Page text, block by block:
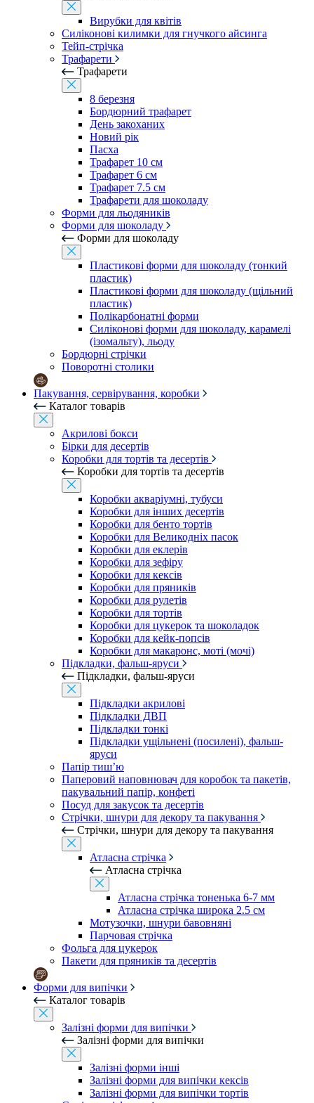
Вирубки для квітів
Силіконові килимки для гнучкого айсинга
Тейп-стрічка
Трафарети
Трафарети
8 березня
Бордюрний трафарет
День закоханих
Новий рік
Пасха
Трафарет 10 см
Трафарет 6 см
Трафарет 7.5 см
Трафарети для шоколаду
Форми для льодяників
Форми для шоколаду
Форми для шоколаду
Пластикові форми для шоколаду (тонкий
пластик)
Пластикові форми для шоколаду (щільний
пластик)
Полікарбонатні форми
Силіконові форми для шоколаду, карамелі
(ізомальту), льоду
Бордюрні стрічки
Поворотні столики
Пакування, сервірування, коробки
Каталог товарів
Акрилові бокси
Бірки для десертів
Коробки для тортів та десертів
Коробки для тортів та десертів
Коробки акваріумні, тубуси
Коробки для інших десертів
Коробки для бенто тортів
Коробки для Великодніх пасок
Коробки для еклерів
Коробки для зефіру
Коробки для кексів
Коробки для пряників
Коробки для рулетів
Коробки для тортів
Коробки для цукерок та шоколадок
Коробки для кейк-попсів
Коробки для макаронс, моті (мочі)
Підкладки, фальш-яруси
Підкладки, фальш-яруси
Підкладки акрилові
Підкладки ДВП
Підкладки тонкі
Підкладки ущільнені (посилені), фальш-
яруси
Папір тиш’ю
Паперовий наповнювач для коробок та пакетів,
пакувальний папір, конфеті
Посуд для закусок та десертів
Стрічки, шнури для декору та пакування
Стрічки, шнури для декору та пакування
Атласна стрічка
Атласна стрічка
Атласна стрічка тоненька 6-7 мм
Атласна стрічка широка 2.5 см
Мотузочки, шнури бавовняні
Парчовая стрічка
Фольга для цукерок
Пакети для пряників та десертів
Форми для випічки
Каталог товарів
Залізні форми для випічки
Залізні форми для випічки
Залізні форми інші
Залізні форми для випічки кексів
Залізні форми для випічки тортів